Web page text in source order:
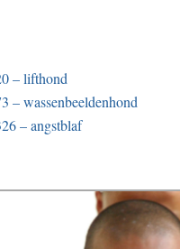
– lifthond
– wassenbeeldenhond
– angstblaf